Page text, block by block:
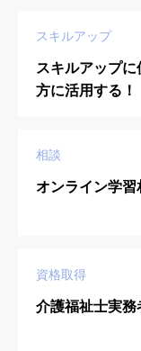
スキルアップ
スキルアップ
方に活用する！
相談
オンライン学習
資格取得
介護福祉士実務